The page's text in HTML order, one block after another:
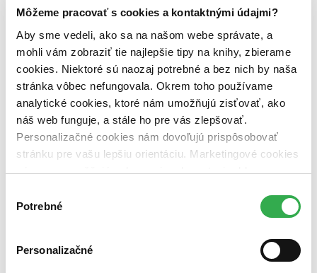
Môžeme pracovať s cookies a kontaktnými údajmi?
Aby sme vedeli, ako sa na našom webe správate, a
mohli vám zobraziť tie najlepšie tipy na knihy, zbierame
cookies. Niektoré sú naozaj potrebné a bez nich by naša
stránka vôbec nefungovala. Okrem toho používame
analytické cookies, ktoré nám umožňujú zisťovať, ako
náš web funguje, a stále ho pre vás zlepšovať.
Personalizačné cookies nám dovoľujú prispôsobovať
stránku pre vašu lepšiu orientáciu. Marketingové cookies
nám zas umožňujú zobrazenie relevantnej reklamy.
nám pomohlo, keby sme mohli používať všetky tieto
súhlasu
Potrebné
Personalizačné
predpredaj (0 titulov)predpredaj
pripravujeme (0 titulov)
pripravujeme
dostupná (bez vypredaných) (0 titulov)dostupná (bez
vypredaných)
Nové / čítané
nová
čítaná (0 titulov)čítaná
čítaná - výborný stav (0 titulov)čítaná - výborný stav
čítaná - mierne opotrebovaná (0 titulov)čítaná - mierne
opotrebovaná
vypredaných kníh
Zúžiť výber